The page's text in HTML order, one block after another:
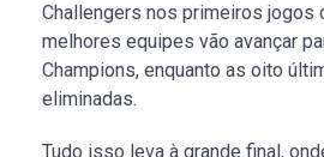
Challengers nos primeiros jogos
melhores equipes vão avançar
Champions, enquanto as oito
eliminadas.
Tudo isso leva à grande final,